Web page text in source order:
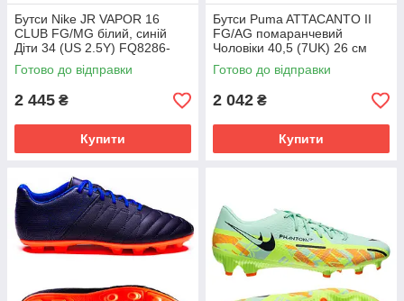
Бутси Nike JR VAPOR 16
CLUB FG/MG білий, синій
Діти 34 (US 2.5Y) FQ8286-
400
Готово до відправки
2 445 ₴
Купити
Бутси Puma ATTACANTO II
FG/AG помаранчевий
Чоловіки 40,5 (7UK) 26 см
108493-04
Готово до відправки
2 042 ₴
Купити